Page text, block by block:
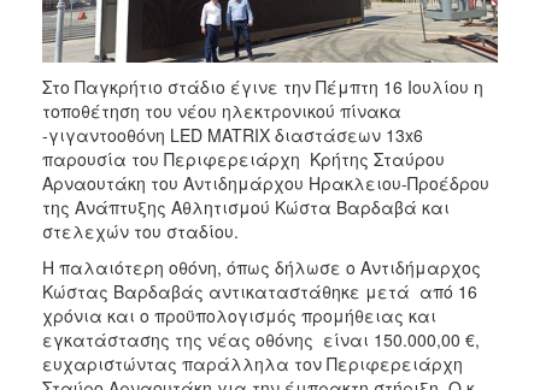
2013
2012
2011
2010
2006
ΤΟΠΟΣ
ΠΟΛΙΤΙΣΜΟΣ
Στο Παγκρήτιο στάδιο έγινε την Πέμπτη 16 Ιουλίου η
τοποθέτηση του νέου ηλεκτρονικού πίνακα
-γιγαντοοθόνη LED MATRIX διαστάσεων 13x6
παρουσία του Περιφερειάρχη Κρήτης Σταύρου
Αρναουτάκη του Αντιδημάρχου Ηρακλειου-Προέδρου
της Ανάπτυξης Αθλητισμού Κώστα Βαρδαβά και
στελεχών του σταδίου.
Η παλαιότερη οθόνη, όπως δήλωσε ο Αντιδήμαρχος
Κώστας Βαρδαβάς αντικαταστάθηκε μετά από 16
χρόνια και ο προϋπολογισμός προμήθειας και
εγκατάστασης της νέας οθόνης είναι 150.000,00 €,
ευχαριστώντας παράλληλα τον Περιφερειάρχη